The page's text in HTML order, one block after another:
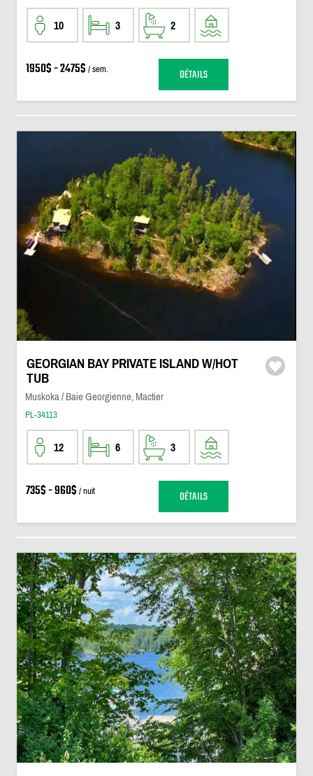
10 3 2
1950$ - 2475$ / sem. DÉTAILS
GEORGIAN BAY PRIVATE ISLAND W/HOT
TUB
Muskoka / Baie Georgienne, Mactier
PL-34113
12 6 3
735$ - 960$ / nuit DÉTAILS